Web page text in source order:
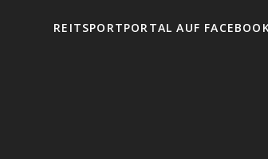
REITSPORTPORTAL AUF